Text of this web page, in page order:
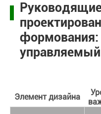
формования:
Элемент дизайна